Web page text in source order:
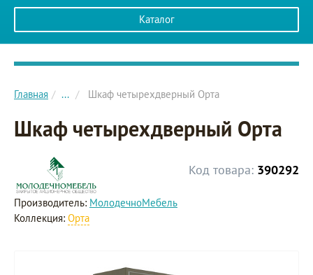
Каталог
Главное меню сайта
Главная ... Шкаф четырехдверный Орта
Шкаф четырехдверный Орта
Код товара: 390292
Производитель: МолодечноМебель
Коллекция: Орта